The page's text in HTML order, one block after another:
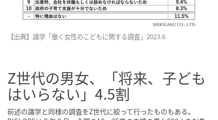
【出典】識学「働く女性のこどもに関する調査」2023.6
Z世代の男女、「将来、子ども
はいらない」4.5割
前述の識学と同様の調査をZ世代に絞って行ったものもある。